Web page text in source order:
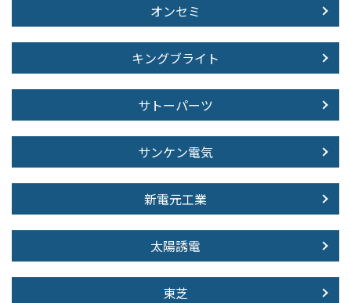
オンセミ
キングブライト
サトーパーツ
サンケン電気
新電元工業
太陽誘電
東芝